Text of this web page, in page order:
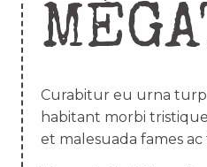
Curabitur eu urna
habitant morbi
et malesuada fames ac